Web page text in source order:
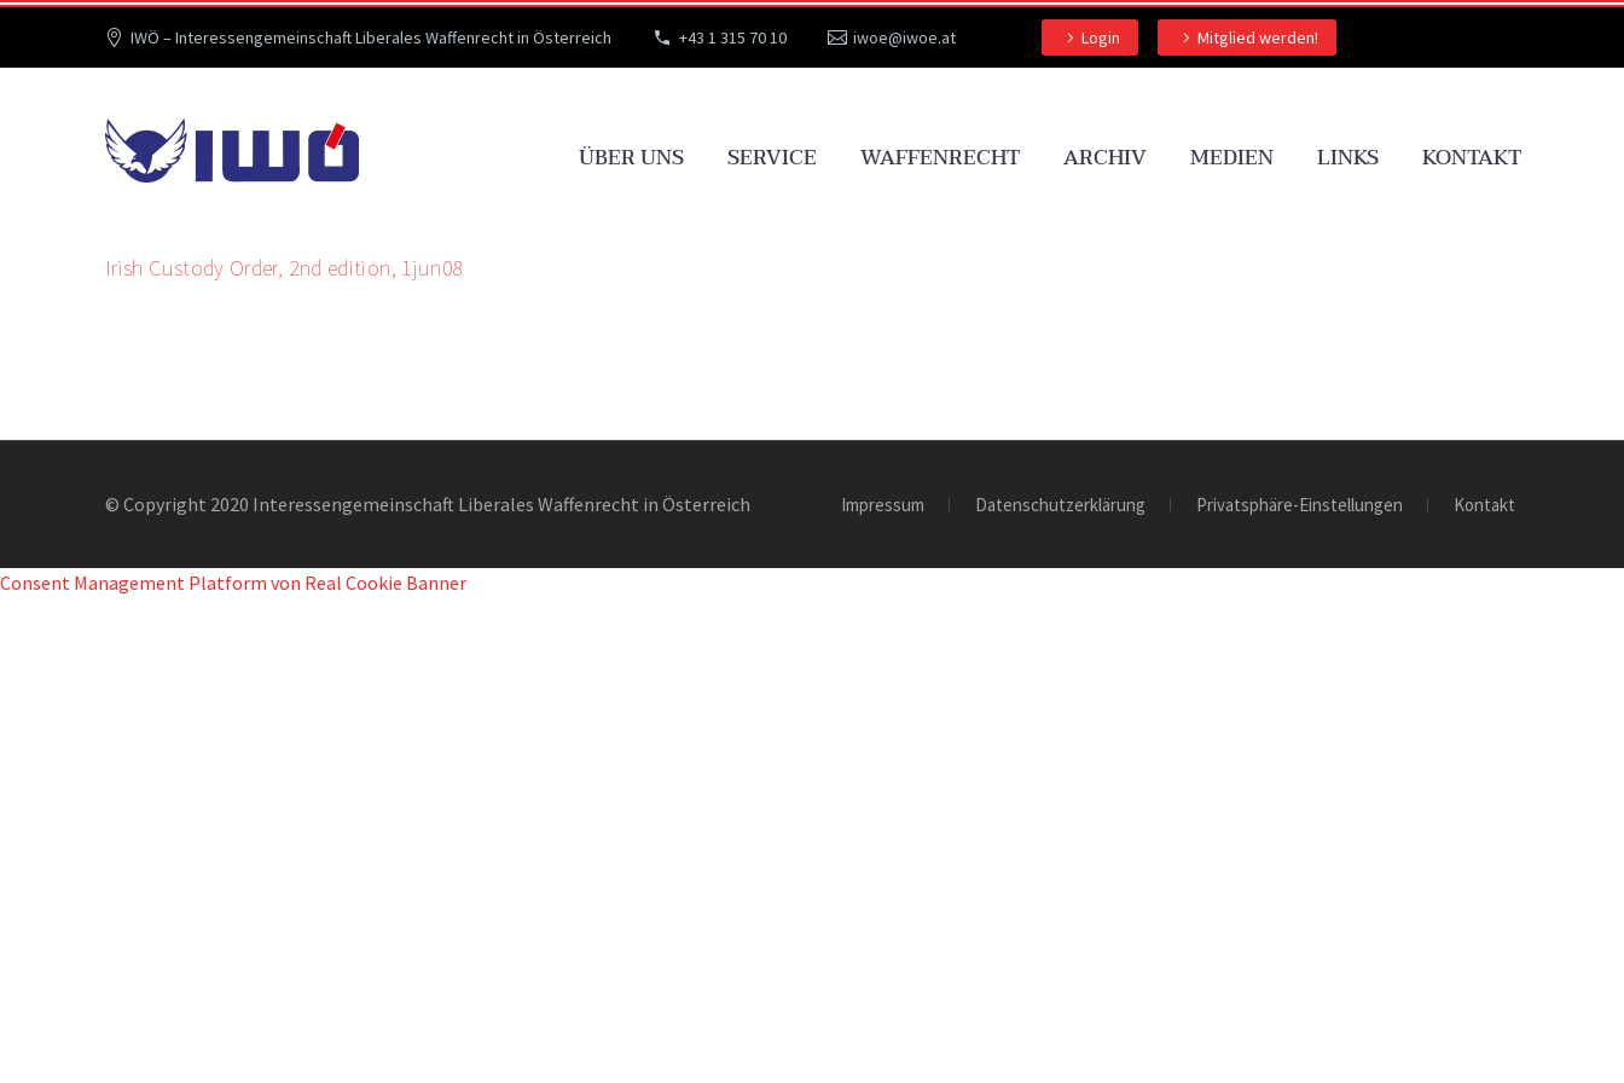
IWÖ – Interessengemeinschaft Liberales Waffenrecht in Österreich +43 1 315 70 10 iwoe@iwoe.at Login Mitglied werden!
ÜBER UNS SERVICE WAFFENRECHT ARCHIV MEDIEN LINKS KONTAKT
Irish Custody Order, 2nd edition, 1jun08
© Copyright 2020 Interessengemeinschaft Liberales Waffenrecht in Österreich Impressum Datenschutzerklärung Privatsphäre-Einstellungen Kontakt
Consent Management Platform von Real Cookie Banner